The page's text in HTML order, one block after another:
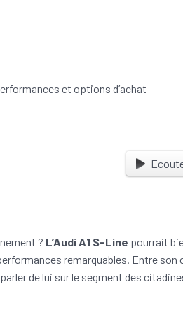
? L’Audi A1 S-Line pourrait
remarquables. Entre
de lui sur le segment des